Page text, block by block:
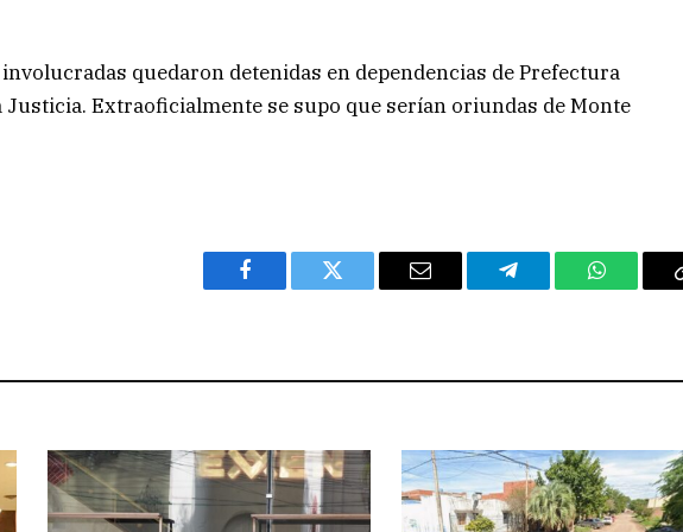
quedaron detenidas en dependencias de Prefectura
Justicia. Extraoficialmente se supo que serían oriundas de Monte
Facebook Twitter Email Telegram